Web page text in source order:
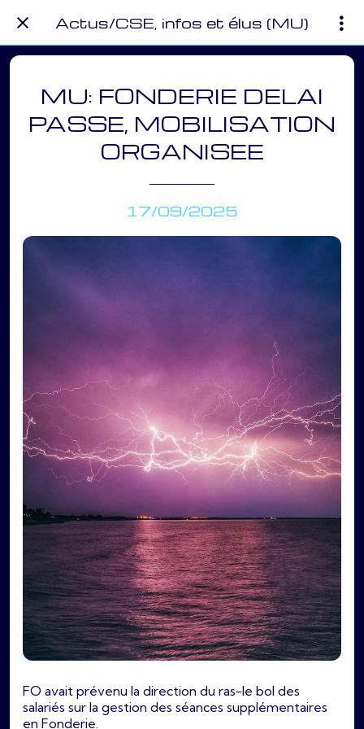
Actus/CSE, infos et élus (MU)
MU: FONDERIE DELAI
PASSE, MOBILISATION
ORGANISEE
17/09/2025
FO avait prévenu la direction du ras-le bol des
salariés sur la gestion des séances supplémentaires
en Fonderie.